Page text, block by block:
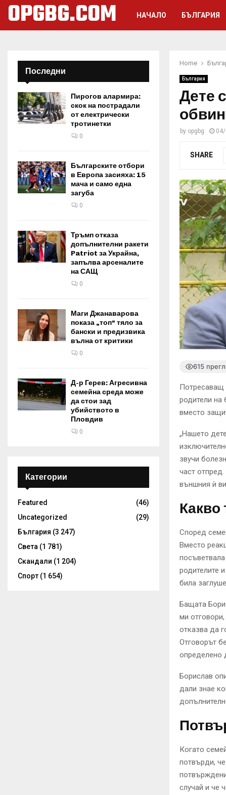
OPGBG.COM НАЧАЛО БЪЛГАРИЯ
Home
България
Дете
by opgbg
SHARE
615
Потресаващ
родители на
вместо
„Нашето
звучи
част
външния ѝ
Какво
Според
Вместо
родителите
била
Бащата
ми
отказва да
Отговорът
определено
Борислав
дали знае
Когато
потвърди,
случай и че
Последни
Пирогов алармира:
скок на пострадали
от електрически
тротинетки
0
Българските отбори
в Европа засияха: 15
мача и само една
загуба
0
Тръмп отказа
допълнителни ракети
Patriot за Украйна,
запълва арсеналите
на САЩ
0
Маги Джанаварова
показа „топ“ тяло за
бански и предизвика
вълна от критики
0
Д-р Герев: Агресивна
семейна среда може
да стои зад
убийството в
Пловдив
0
Категории
Featured
(46)
Uncategorized
(29)
България (3 247)
Света (1 781)
Скандали (1 204)
Спорт (1 654)